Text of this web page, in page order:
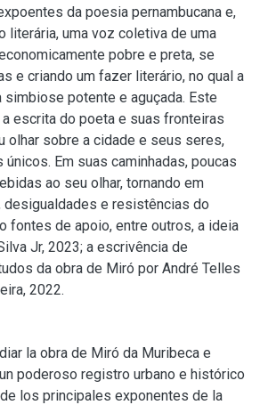
da poesia pernambucana e,
literária, uma voz coletiva de uma
pobre e preta, se
e criando um fazer literário, no qual a
simbiose potente e aguçada. Este
escrita do poeta e suas fronteiras
olhar sobre a cidade e seus seres,
Em suas caminhadas, poucas
ao seu olhar, tornando em
e resistências do
fontes de apoio, entre outros, a ideia
Jr, 2023; a escrivência de
da obra de Miró por André Telles
2022.
la obra de Miró da Muribeca e
poderoso registro urbano e histórico
los principales exponentes de la